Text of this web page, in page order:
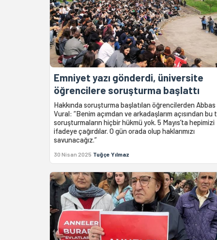
Emniyet yazı gönderdi, üniversite
öğrencilere soruşturma başlattı
Hakkında soruşturma başlatılan öğrencilerden Abbas
Vural: “Benim açımdan ve arkadaşlarım açısından bu
soruşturmaların hiçbir hükmü yok. 5 Mayıs’ta hepimizi
ifadeye çağırdılar. O gün orada olup haklarımızı
savunacağız.”
30 Nisan 2025 Tuğçe Yılmaz